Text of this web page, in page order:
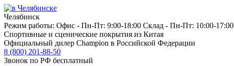
Челябинск
Режим работы: Офис - Пн-Пт: 9:00-18:00 Склад - Пн-Пт: 10:00-17:00
Спортивные и сценические покрытия из Китая
Официальный дилер Champion в Российской Федерации
8 (800) 201-88-50
Звонок по РФ бесплатный